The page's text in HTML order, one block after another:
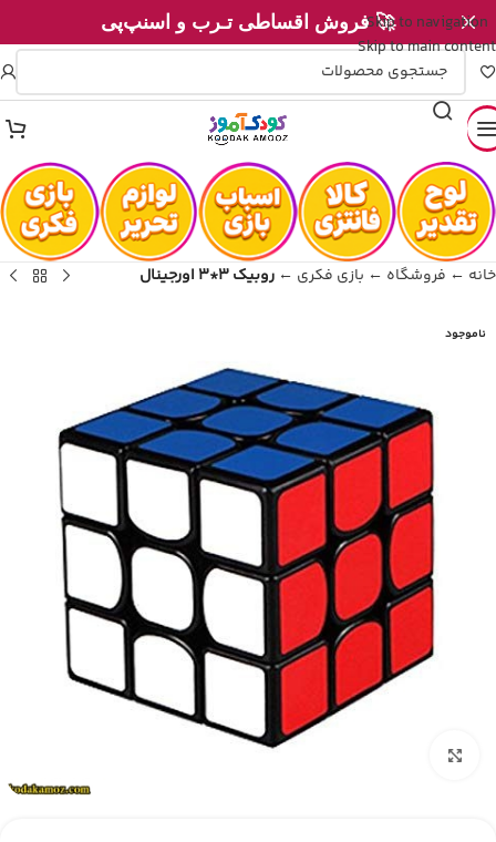
Skip to navigation
Skip to main content
🚀 فروش اقساطی تـرب و اسنپ‌پی
خانه ← فروشگاه ← بازی فکری ← روبیک 3*3 اورجینال
ناموجود